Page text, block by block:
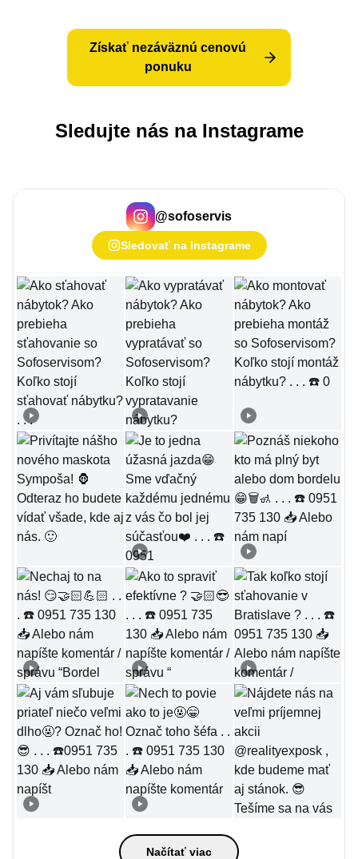
Získať nezáväznú cenovú
ponuku
Sledujte nás na Instagrame
@sofoservis
Sledovať na Instagrame
Načítať viac